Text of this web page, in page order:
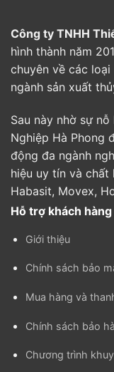
Công ty TNHH
hình thành năm
chuyên về các
ngành sản xuất
Sau này nhờ sự
Nghiệp Hà Phong
động đa ngành
hiệu uy tín và chất
Habasit, Movex,
Hỗ trợ khách hàng
Giới thiệu
Chính sách bảo
Mua hàng và
Chính sách bảo
Chương trình